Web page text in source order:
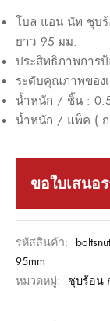
โบล แอน นัท ชุบร้
ยาว 95 มม.
ประสิทธิภาพการ
ระดับคุณภาพของ
น้ำหนัก / ชิ้น :
น้ำหนัก / แพ็ค ( ก
ขอใบเสนอ
รหัสสินค้า:
95mm
หมวดหมู่: ชุบร้อน